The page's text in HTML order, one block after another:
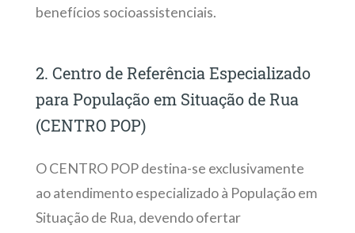
benefícios socioassistenciais.
2. Centro de Referência Especializado
para População em Situação de Rua
(CENTRO POP)
O CENTRO POP destina-se exclusivamente
ao atendimento especializado à População em
Situação de Rua, devendo ofertar